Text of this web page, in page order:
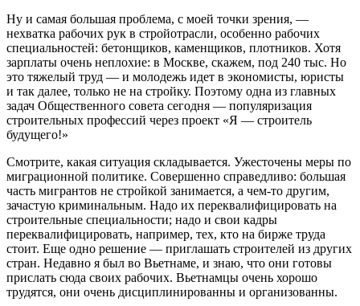
Ну и самая большая проблема, с моей точки зрения, —
нехватка рабочих рук в стройотрасли, особенно рабочих
специальностей: бетонщиков, каменщиков, плотников. Хотя
зарплаты очень неплохие: в Москве, скажем, под 240 тыс. Но
это тяжелый труд — и молодежь идет в экономисты, юристы
и так далее, только не на стройку. Поэтому одна из главных
задач Общественного совета сегодня — популяризация
строительных профессий через проект «Я — строитель
будущего!»
Смотрите, какая ситуация складывается. Ужесточены меры по
миграционной политике. Совершенно справедливо: большая
часть мигрантов не стройкой занимается, а чем-то другим,
зачастую криминальным. Надо их переквалифицировать на
строительные специальности; надо и свои кадры
переквалифицировать, например, тех, кто на бирже труда
стоит. Еще одно решение — приглашать строителей из других
стран. Недавно я был во Вьетнаме, и знаю, что они готовы
прислать сюда своих рабочих. Вьетнамцы очень хорошо
трудятся, они очень дисциплинированны и организованны.